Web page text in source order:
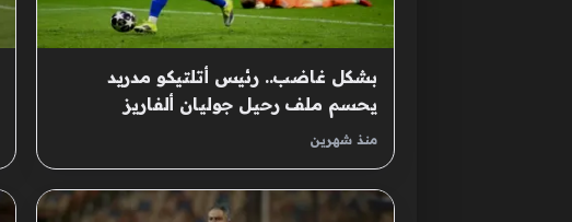
بشكل غاضب.. رئيس أتلتيكو مدريد
يحسم ملف رحيل جوليان ألفاريز
منذ شهرين